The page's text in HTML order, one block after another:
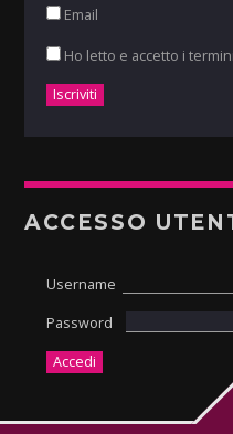
Email
Ho letto e accetto i
ACCESSO
Username
Password